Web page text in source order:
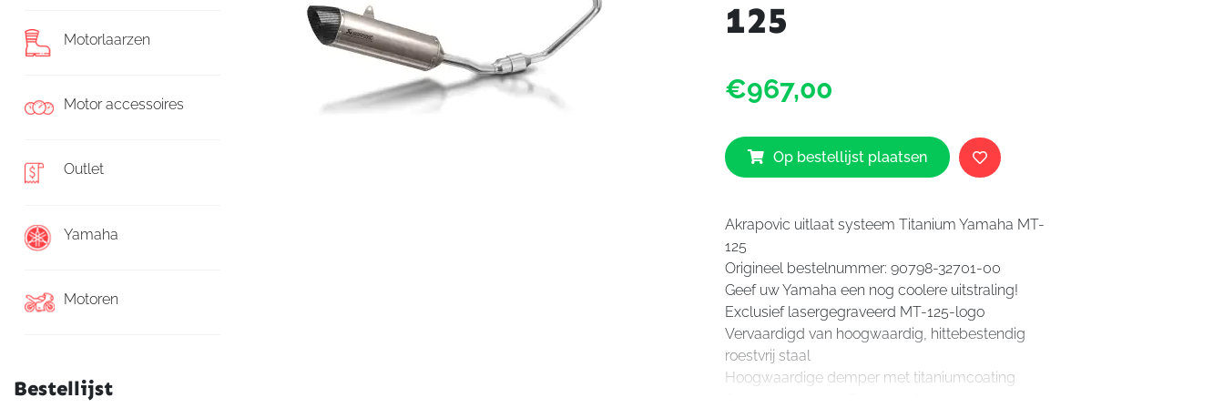
Motorlaarzen
Motor accessoires
Outlet
Yamaha
Motoren
Bestellijst
125
€967,00
Op bestellijst plaatsen
Akrapovic uitlaat systeem Titanium Yamaha MT-
125
Origineel bestelnummer: 90798-32701-00
Geef uw Yamaha een nog coolere uitstraling!
Exclusief lasergegraveerd MT-125-logo
Vervaardigd van hoogwaardig, hittebestendig
roestvrij staal
Hoogwaardige demper met titaniumcoating